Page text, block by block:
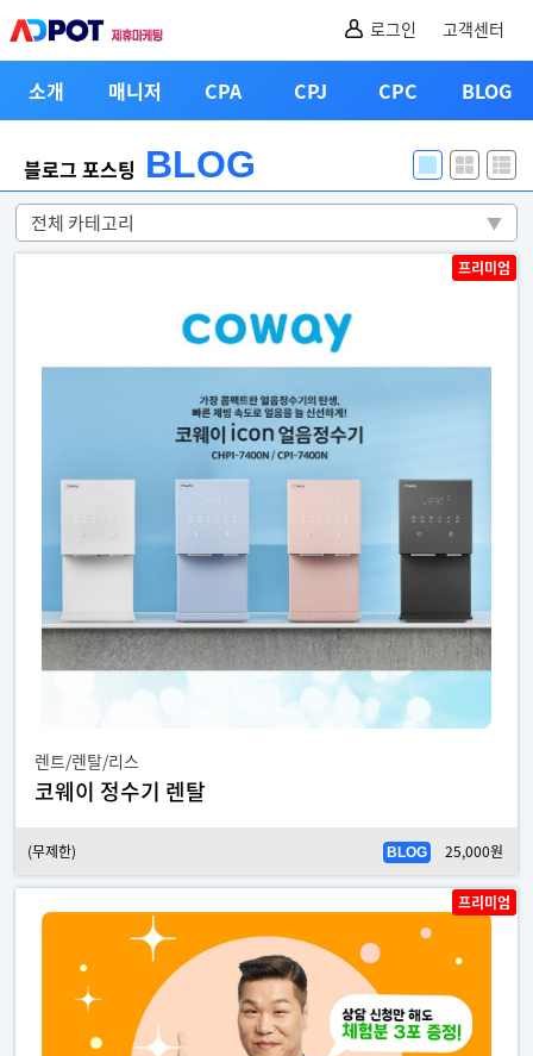
로그인 고객센터
소개 매니저 CPA CPJ CPC BLOG
블로그 포스팅 BLOG
▼
프리미엄
렌트/렌탈/리스
코웨이 정수기 렌탈
(무제한) BLOG 25,000원
프리미엄